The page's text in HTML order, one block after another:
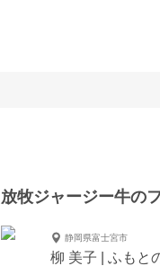
放牧ジャージー牛の
静岡県富士宮市
柳 美子 | ふもと